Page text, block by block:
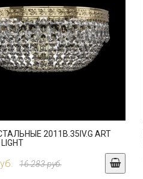
2011B.35IV.G ART
16 283 руб.